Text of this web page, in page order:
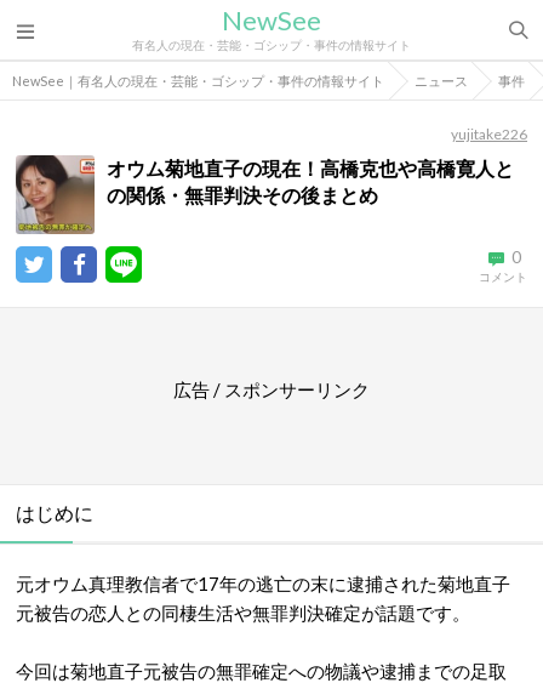
NewSee
有名人の現在・芸能・ゴシップ・事件の情報サイト
NewSee｜有名人の現在・芸能・ゴシップ・事件の情報サイト ニュース 事件
yujitake226
オウム菊地直子の現在！高橋克也や高橋寛人と
の関係・無罪判決その後まとめ
0
コメント
広告 / スポンサーリンク
はじめに
元オウム真理教信者で17年の逃亡の末に逮捕された菊地直子
元被告の恋人との同棲生活や無罪判決確定が話題です。
今回は菊地直子元被告の無罪確定への物議や逮捕までの足取